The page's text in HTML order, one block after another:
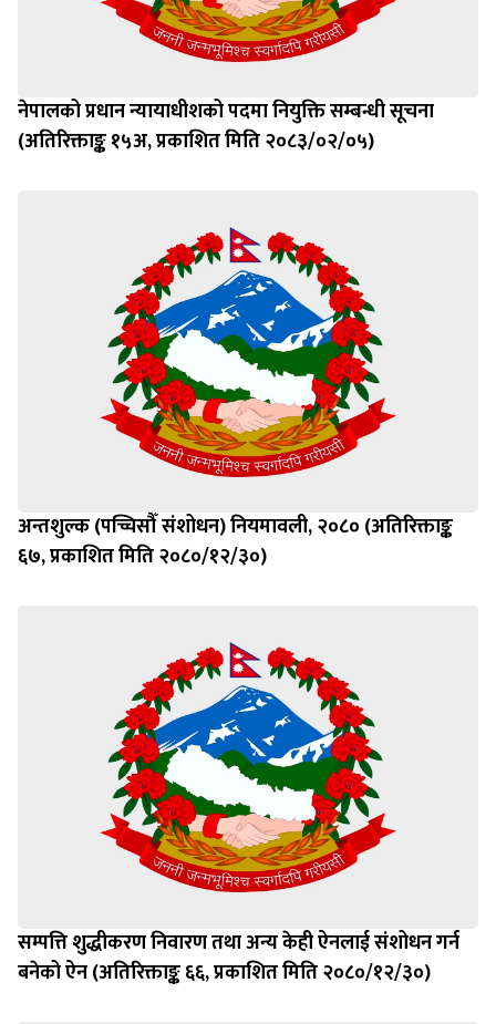
नेपालको प्रधान न्यायाधीशको पदमा नियुक्ति सम्बन्धी सूचना
(अतिरिक्ताङ्क १५अ, प्रकाशित मिति २०८३/०२/०५)
अन्तशुल्क (पच्चिसौँ संशोधन) नियमावली, २०८० (अतिरिक्ताङ्क
६७, प्रकाशित मिति २०८०/१२/३०)
सम्पत्ति शुद्धीकरण निवारण तथा अन्य केही ऐनलाई संशोधन गर्न
बनेको ऐन (अतिरिक्ताङ्क ६६, प्रकाशित मिति २०८०/१२/३०)